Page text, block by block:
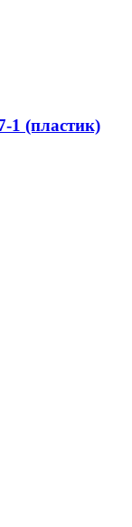
1 (пластик)